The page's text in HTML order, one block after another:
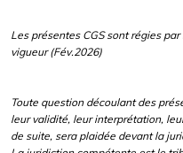
Les présentes CGS sont régies
vigueur (Fév.2026)
Toute question découlant des
leur validité, leur interprétation,
de suite, sera plaidée devant la